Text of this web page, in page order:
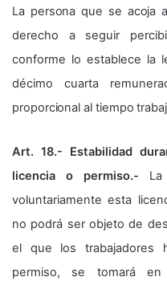
La persona que se acoja
derecho a seguir
conforme lo establece la
décimo cuarta
proporcional al tiempo
Art. 18.- Estabilidad
licencia o permiso.-
voluntariamente esta
no podrá ser objeto de
el que los trabajadores
permiso, se tomará